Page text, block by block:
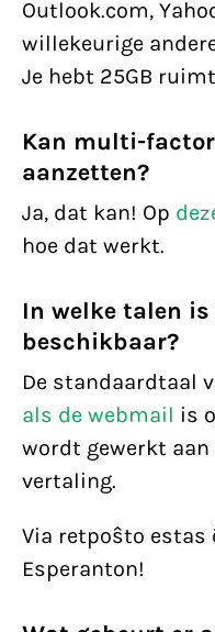
Outlook.com,
willekeurige
Je hebt 25GB
Kan multi-
aanzetten?
Ja, dat kan! Op
hoe dat werkt.
In welke talen
beschikbaar?
De standaardtaal
als de webmail is
wordt gewerkt aan
vertaling.
Via retpoŝto estas
Esperanton!